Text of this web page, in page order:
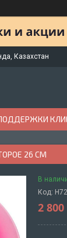
Казахстан
26 СМ
В
Код:
2 800